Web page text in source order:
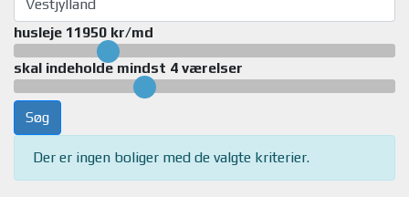
husleje 11950 kr/md
skal indeholde mindst 4 værelser
Søg
Der er ingen boliger med de valgte kriterier.